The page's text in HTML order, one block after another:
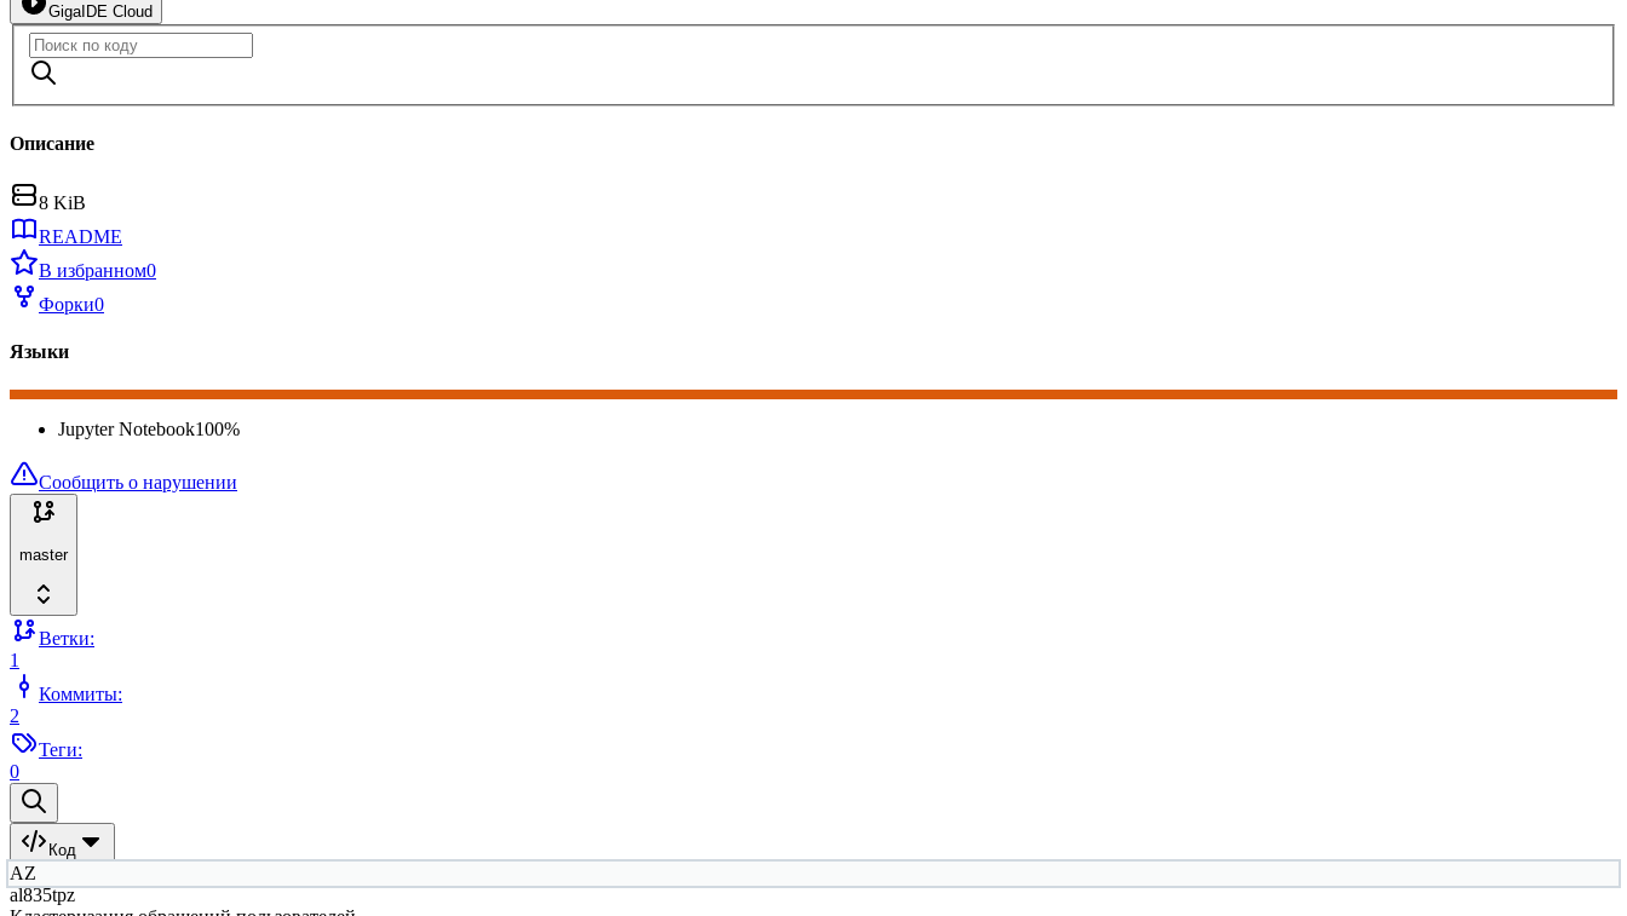
GigaIDE Cloud
Описание
8 KiB
README
В избранном0
Форки0
Языки
Jupyter Notebook100%
Сообщить о нарушении
master
Ветки:
1
Коммиты:
2
Теги:
0
Код
AZ
al835tpz